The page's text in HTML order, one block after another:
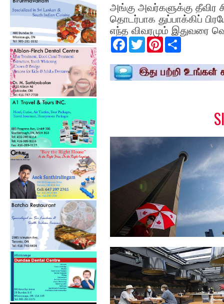
அங்கு அவர்களுக்கு தீவிர
தொடர்பாக துப்பாக்கிப்
எந்த விவரமும் இதுவரை
F
e
b
o
T
w
t
t
e
P
t
e
r
r
e
கொவிட்-19: கனடாவில் கடந்த
24 மணித்த...